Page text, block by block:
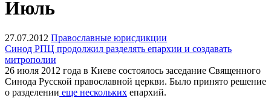
Июль
27.07.2012 Православные юрисдикции
Синод РПЦ продолжил разделять епархии и создавать
митрополии
26 июля 2012 года в Киеве состоялось заседание Священного
Синода Русской православной церкви. Было принято решение
о разделении еще нескольких епархий.